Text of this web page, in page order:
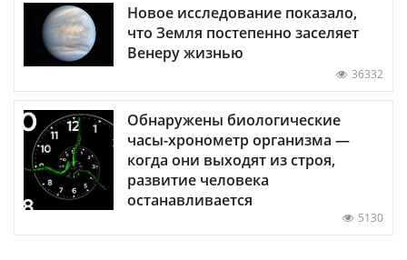
Новое исследование показало,
что Земля постепенно заселяет
Венеру жизнью
36332
Обнаружены биологические
часы-хронометр организма —
когда они выходят из строя,
развитие человека
останавливается
5130